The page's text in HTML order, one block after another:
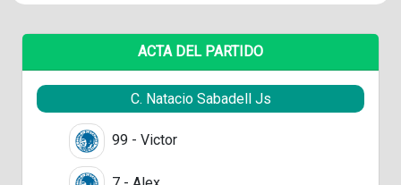
ACTA DEL PARTIDO
C. Natacio Sabadell Js
99 - Victor